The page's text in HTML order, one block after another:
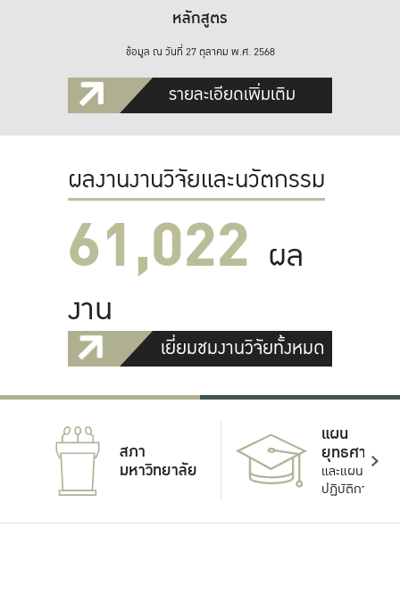
หลักสูตร
ข้อมูล ณ วันที่ 27 ตุลาคม พ.ศ. 2568
รายละเอียดเพิ่มเติม
ผลงานงานวิจัยและนวัตกรรม
61,022 ผล
งาน
เยี่ยมชมงานวิจัยทั้งหมด
สภา
มหาวิทยาลัย
แผน
ยุทธศาสตร์
และแผน
ปฏิบัติการ